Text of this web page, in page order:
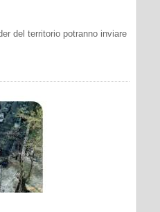
del territorio potranno inviare